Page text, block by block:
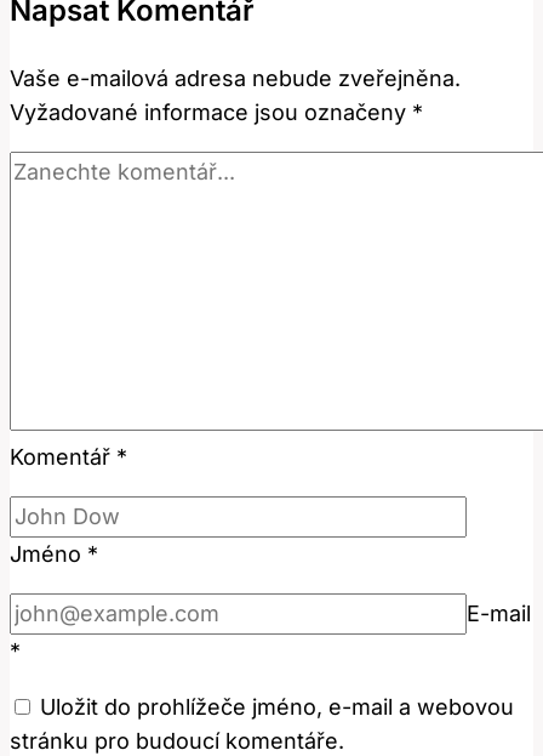
Anglický
Znamená?
Napsat Komentář
Vaše e-mailová adresa nebude zveřejněna.
Vyžadované informace jsou označeny *
Komentář *
Jméno *
E-mail
*
Uložit do prohlížeče jméno, e-mail a webovou
stránku pro budoucí komentáře.